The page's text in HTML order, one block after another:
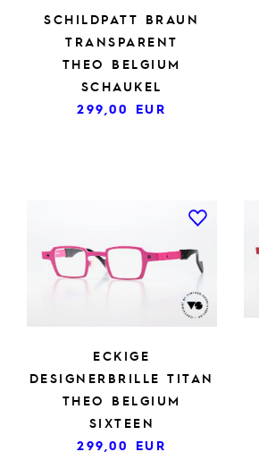
SCHILDPATT BRAUN
TRANSPARENT
THEO BELGIUM
SCHAUKEL
299,00 EUR
ECKIGE
DESIGNERBRILLE TITAN
THEO BELGIUM
SIXTEEN
299,00 EUR